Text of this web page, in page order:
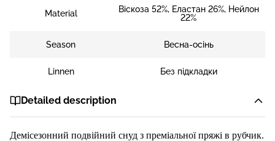
Material
Віскоза 52%, Еластан 26%, Нейлон
22%
Season Весна-осінь
Linnen Без підкладки
Detailed description
Демісезонний подвійний снуд з преміальної пряжі в рубчик.